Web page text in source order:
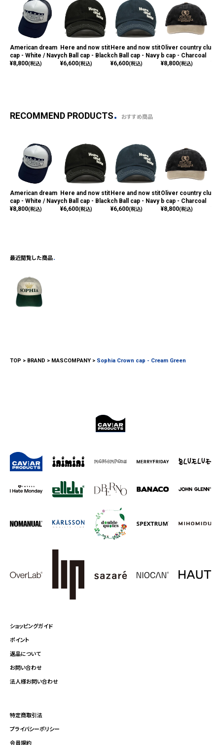
American dream
cap - White / Navy
¥8,800(税込)
Here and now stit
ch Ball cap - Black
¥6,600(税込)
Here and now stit
ch Ball cap - Navy
¥6,600(税込)
Oliver country clu
b cap - Charcoal
¥8,800(税込)
RECOMMEND PRODUCTS おすすめ商品
American dream
cap - White / Navy
¥8,800(税込)
Here and now stit
ch Ball cap - Black
¥6,600(税込)
Here and now stit
ch Ball cap - Navy
¥6,600(税込)
Oliver country clu
b cap - Charcoal
¥8,800(税込)
最近閲覧した商品
TOP BRAND MASCOMPANY Sophia Crown cap - Cream Green
ショッピングガイド
ポイント
返品について
お問い合わせ
法人様お問い合わせ
特定商取引法
プライバシーポリシー
会員規約